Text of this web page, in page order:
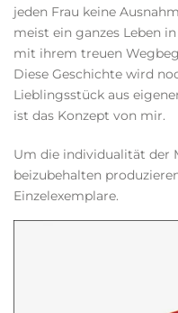
jeden Frau keine
meist ein ganzes Leben
mit ihrem treuen
Diese Geschichte wird
Lieblingsstück aus
ist das Konzept von mir.
Um die individualität der
beizubehalten
Einzelexemplare.